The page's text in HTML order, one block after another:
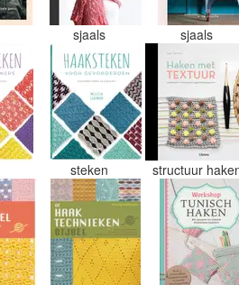
sjaals sjaals
steken structuur